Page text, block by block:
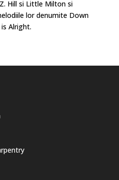
Hill si Little Milton si
lor denumite Down
Alright.